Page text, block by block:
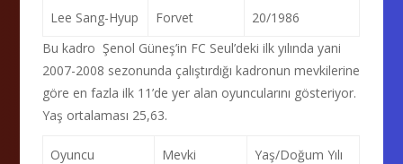
Lee Sang-Hyup Forvet
20/1986
Bu kadro Şenol Güneş’in FC Seul’deki ilk yılında yani
2007-2008 sezonunda çalıştırdığı kadronun mevkilerine
göre en fazla ilk 11’de yer alan oyuncularını gösteriyor.
Yaş ortalaması 25,63.
Oyuncu Mevki Yaş/Doğum Yılı